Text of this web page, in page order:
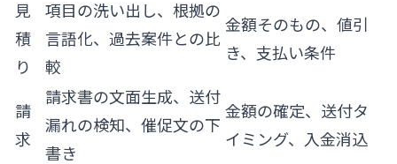
見
積
り
項目の洗い出し、根拠の
言語化、過去案件との比
較
金額そのもの、値引
き、支払い条件
請
求
請求書の文面生成、送付
漏れの検知、催促文の下
書き
金額の確定、送付タ
イミング、入金消込